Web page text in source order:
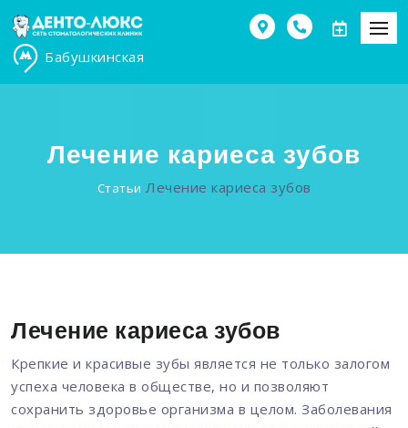
Бабушкинская
Лечение кариеса зубов
Статьи Лечение кариеса зубов
Лечение кариеса зубов
Крепкие и красивые зубы является не только залогом
успеха человека в обществе, но и позволяют
сохранить здоровье организма в целом. Заболевания